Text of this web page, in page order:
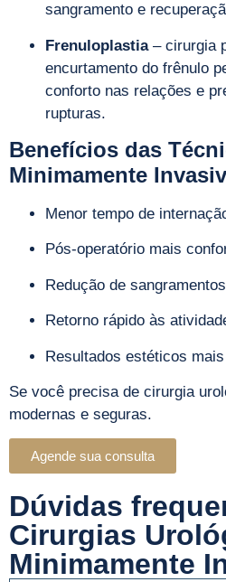
sangramento e
Frenuloplastia– cirurgia
encurtamento do frênulo
conforto nas relações e
rupturas.
Benefícios das
Minimamente
Menor tempo de
Pós-operatório mais
Redução de
Retorno rápido às
Resultados estéticos
Se você precisa de cirurgia
modernas e seguras.
Agende sua consulta
Dúvidas
Cirurgias
Minimamente